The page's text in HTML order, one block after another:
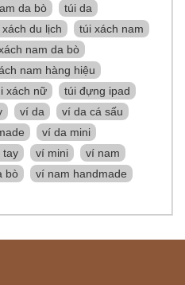
da bò
túi da
xách du lịch
túi xách nam
nam da bò
nam hàng hiệu
xách nữ
túi đựng ipad
ví da
ví da cá sấu
ví da mini
tay ví mini
ví nam
bò
ví nam handmade